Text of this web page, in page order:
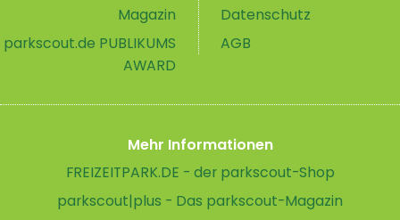
Magazin
parkscout.de PUBLIKUMS
AWARD
Datenschutz
AGB
Mehr Informationen
FREIZEITPARK.DE - der parkscout-Shop
parkscout|plus - Das parkscout-Magazin